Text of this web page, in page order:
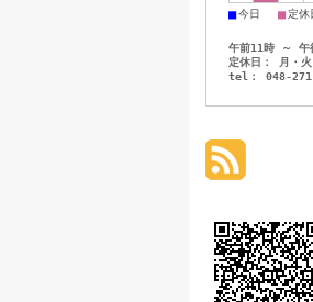
■今日 ■定休
午前11時 ～ 午
定休日： 月・
tel： 048-